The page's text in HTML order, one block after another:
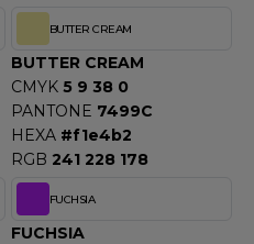
BUTTER CREAM
BUTTER CREAM
CMYK 5 9 38 0
PANTONE 7499C
HEXA #f1e4b2
RGB 241 228 178
FUCHSIA
FUCHSIA